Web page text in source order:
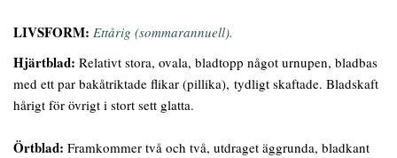
LIVSFORM: Ettårig (sommarannuell).
Hjärtblad: Relativt stora, ovala, bladtopp något urnupen, bladbas
med ett par bakåtriktade flikar (pillika), tydligt skaftade. Bladskaft
hårigt för övrigt i stort sett glatta.
Örtblad: Framkommer två och två, utdraget äggrunda, bladkant